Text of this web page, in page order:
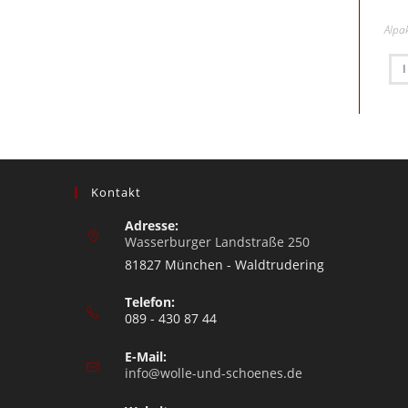
Kontakt
Adresse:
Wasserburger Landstraße 250
81827 München - Waldtrudering
Telefon:
089 - 430 87 44
E-Mail:
info@wolle-und-schoenes.de